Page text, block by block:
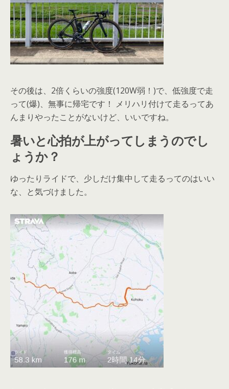
その後は、2倍くらいの強度(120W弱！)で、低強度で走
って(爆)、無事に帰宅です！ メリハリ付けて走るってあ
んまりやったことがないけど、いいですね。
暑いと心拍が上がってしまうのでし
ょうか？
ゆったりライドで、少しだけ集中して走るってのはいい
な、と気づけました。